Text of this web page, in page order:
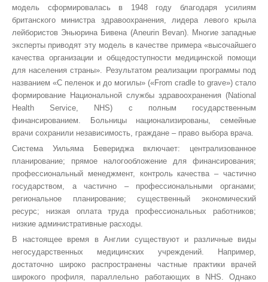
модель сформировалась в 1948 году благодаря усилиям
британского министра здравоохранения, лидера левого крыла
лейбористов Эньюрина Бивена (Aneurin Bevan). Многие западные
эксперты приводят эту модель в качестве примера «высочайшего
качества организации и общедоступности медицинской помощи
для населения страны». Результатом реализации программы под
названием «С пеленок и до могилы» («From cradle to grave») стало
формирование Национальной службы здравоохранения (National
Health Service, NHS) с полным государственным
финансированием. Больницы национализированы, семейные
врачи сохранили независимость, граждане – право выбора врача.
Система
Уильяма Бевериджа включает: централизованное
планирование; прямое налогообложение для финансирования;
профессиональный менеджмент, контроль качества – частично
государством, а частично – профессиональными органами;
региональное планирование; существенный экономический
ресурс; низкая оплата труда профессиональных работников;
низкие административные расходы.
В настоящее время в Англии существуют и различные виды
негосударственных медицинских учреждений. Например,
достаточно широко распространены частные практики врачей
широкого профиля, параллельно работающих в NHS. Однако